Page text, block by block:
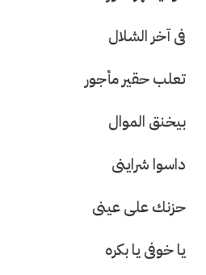
فى آخر الشلال
تعلب حقير مأجور
بيخنق الموال
داسوا شراينى
حزنك على عينى
يا خوفى يا بكره